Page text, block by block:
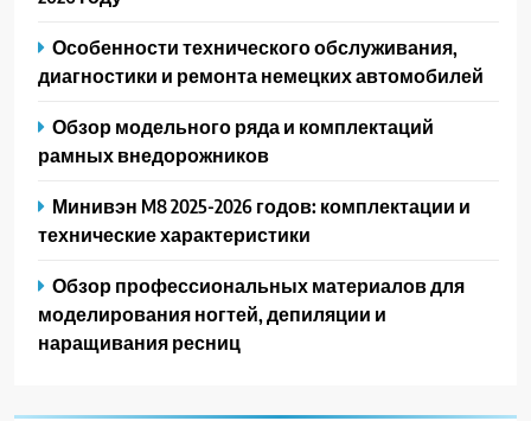
Особенности технического обслуживания,
диагностики и ремонта немецких автомобилей
Обзор модельного ряда и комплектаций
рамных внедорожников
Минивэн M8 2025-2026 годов: комплектации и
технические характеристики
Обзор профессиональных материалов для
моделирования ногтей, депиляции и
наращивания ресниц